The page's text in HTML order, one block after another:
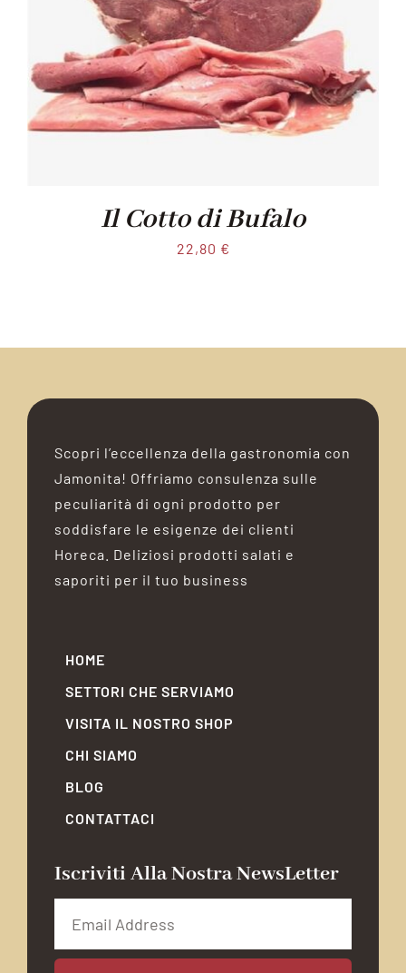
Il Cotto di Bufalo
22,80 €
Scopri l’eccellenza della gastronomia con
Jamonita! Offriamo consulenza sulle
peculiarità di ogni prodotto per
soddisfare le esigenze dei clienti
Horeca. Deliziosi prodotti salati e
saporiti per il tuo business
HOME
SETTORI CHE SERVIAMO
VISITA IL NOSTRO SHOP
CHI SIAMO
BLOG
CONTATTACI
Iscriviti Alla Nostra NewsLetter